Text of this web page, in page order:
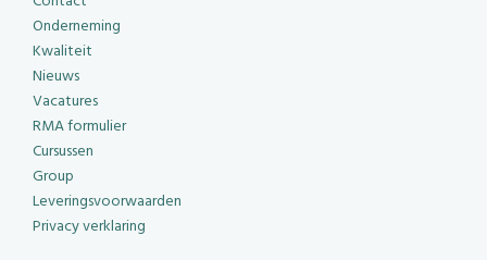
Onderneming
Kwaliteit
Nieuws
Vacatures
RMA formulier
Cursussen
Group
Leveringsvoorwaarden
Privacy verklaring